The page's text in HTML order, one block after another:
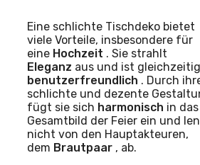
Eine schlichte Tischdeko bietet
viele Vorteile, insbesondere für
eine Hochzeit . Sie strahlt
Eleganz aus und ist gleichzeitig
benutzerfreundlich . Durch
schlichte und dezente
fügt sie sich harmonisch in das
Gesamtbild der Feier ein und
nicht von den Hauptakteuren,
dem Brautpaar , ab.